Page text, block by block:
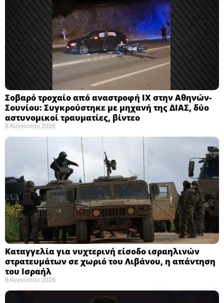
Σοβαρό τροχαίο από αναστροφή ΙΧ στην Αθηνών-
Σουνίου: Συγκρούστηκε με μηχανή της ΔΙΑΣ, δύο
αστυνομικοί τραυματίες, βίντεο
8 Αυγούστου 2026
Καταγγελία για νυχτερινή είσοδο ισραηλινών
στρατευμάτων σε χωριό του Λιβάνου, η απάντηση
του Ισραήλ
8 Αυγούστου 2026